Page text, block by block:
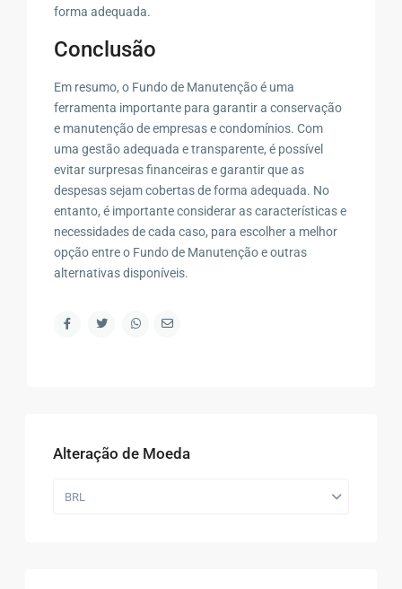
forma adequada.
Conclusão
Em resumo, o Fundo de Manutenção é uma
ferramenta importante para garantir a conservação
e manutenção de empresas e condomínios. Com
uma gestão adequada e transparente, é possível
evitar surpresas financeiras e garantir que as
despesas sejam cobertas de forma adequada. No
entanto, é importante considerar as características e
necessidades de cada caso, para escolher a melhor
opção entre o Fundo de Manutenção e outras
alternativas disponíveis.
Alteração de Moeda
BRL